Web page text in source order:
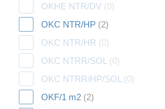
OKHE NTR/DV (0)
OKC NTR/HP (2)
OKC NTR/HR (0)
OKC NTRR/SOL (0)
OKC NTRR/HP/SOL (0)
OKF/1 m2 (2)